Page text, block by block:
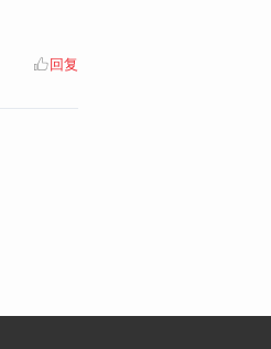
回复